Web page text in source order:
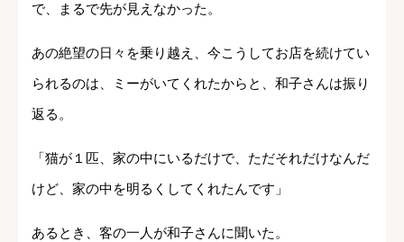
で、まるで先が見えなかった。
あの絶望の日々を乗り越え、今こうしてお店を続けてい
られるのは、ミーがいてくれたからと、和子さんは振り
返る。
「猫が１匹、家の中にいるだけで、ただそれだけなんだ
けど、家の中を明るくしてくれたんです」
あるとき、客の一人が和子さんに聞いた。